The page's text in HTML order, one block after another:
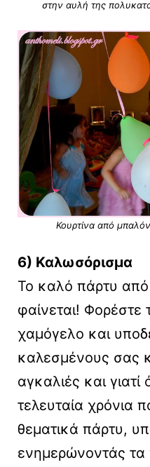
στην αυλή της
Κουρτίνα από
6) Καλωσόρισμα
Το καλό πάρτυ
φαίνεται!
χαμόγελο και
καλεσμένους σας
αγκαλιές και
τελευταία χρόνια
θεματικά πάρτυ,
ενημερώνοντάς τα